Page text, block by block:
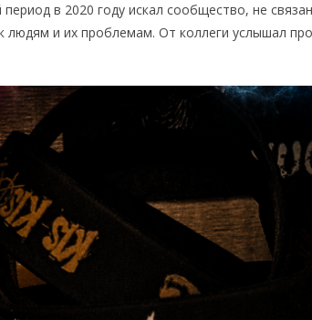
в 2020 году искал сообщество, не
людям и их проблемам. От коллеги услышал